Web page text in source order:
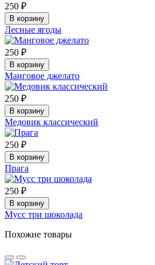
250 ₽
В корзину
Лесные ягоды
250 ₽
В корзину
Манговое джелато
250 ₽
В корзину
Медовик классический
250 ₽
В корзину
Прага
250 ₽
В корзину
Мусс три шоколада
Похожие товары